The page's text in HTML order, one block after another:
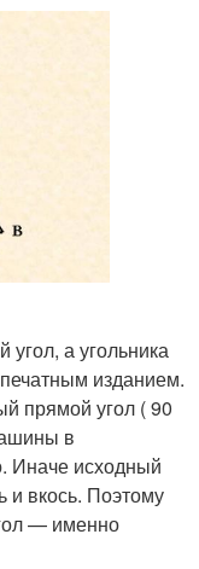
угол, а угольника
изданием.
прямой угол ( 90
в
Иначе исходный
и вкось. Поэтому
— именно